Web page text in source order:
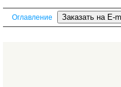
Оглавление